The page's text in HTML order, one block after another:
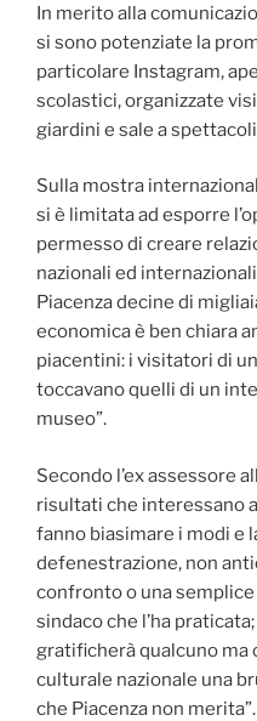
In merito alla
si sono potenziate la
particolare Instagram,
scolastici, organizzate
giardini e sale a
Sulla mostra
si è limitata ad esporre
permesso di creare
nazionali ed
Piacenza decine di
economica è ben chiara
piacentini: i visitatori di
toccavano quelli di un
museo”.
Secondo l’ex assessore
risultati che interessano
fanno biasimare i modi e
defenestrazione, non
confronto o una
sindaco che l’ha
gratificherà qualcuno ma
culturale nazionale una
che Piacenza non merita”.